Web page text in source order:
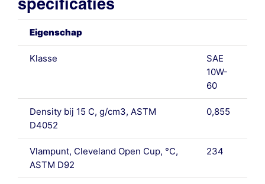
specificaties
Eigenschap
Klasse
SAE
10W-
60
Density bij 15 C, g/cm3, ASTM
D4052
0,855
Vlampunt, Cleveland Open Cup, °C,
ASTM D92
234